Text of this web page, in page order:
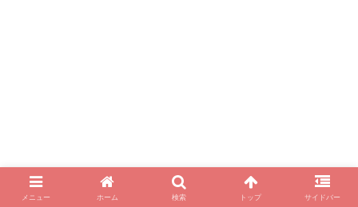
メニュー ホーム 検索 トップ サイドバー